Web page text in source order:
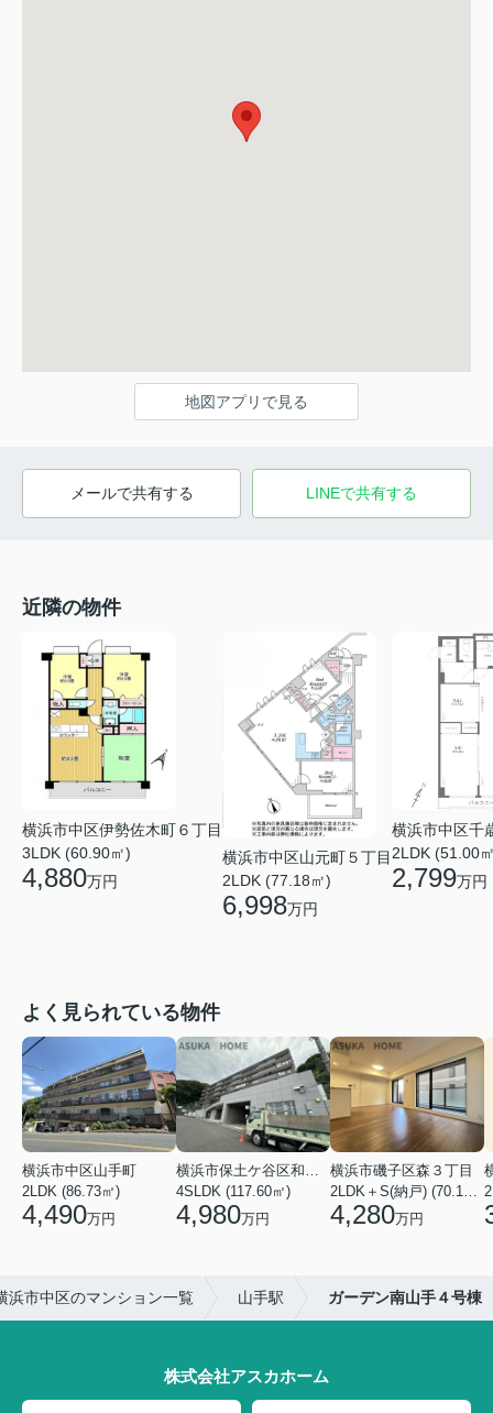
地図アプリで見る
メールで共有する LINEで共有する
近隣の物件
横浜市中区伊勢佐木町６丁目
3LDK (60.90㎡)
4,880万円
横浜市中区山元町５丁目
2LDK (77.18㎡)
6,998万円
横浜市中区千
2LDK (51.00
2,799万円
よく見られている物件
横浜市中区山手町
2LDK (86.73㎡)
4,490万円
4SLDK (117.60㎡)
4,980万円
横浜市磯子区森３丁目
4,280万円
浜市中区のマンション一覧 山手駅 ガーデン南山手４号棟
株式会社アスカホーム